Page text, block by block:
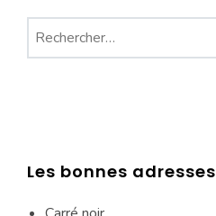
Les bonnes adresses